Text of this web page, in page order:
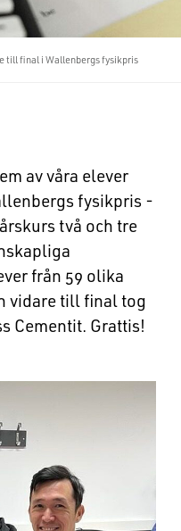
till final i Wallenbergs fysikpris
av våra elever
fysikpris -
två och tre
från 59 olika
vidare till final tog
Cementit. Grattis!